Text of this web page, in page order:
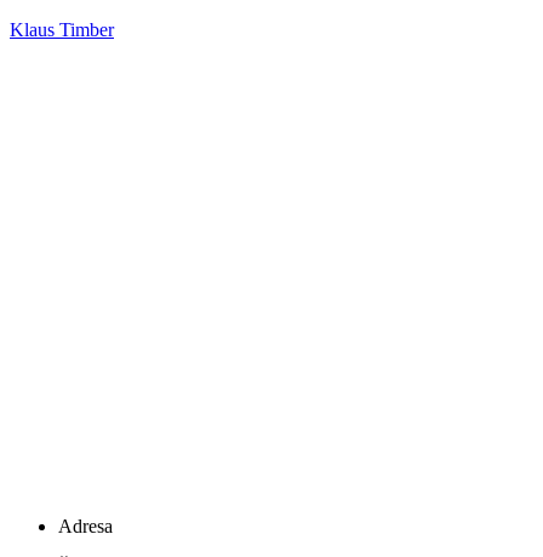
Klaus Timber
Adresa